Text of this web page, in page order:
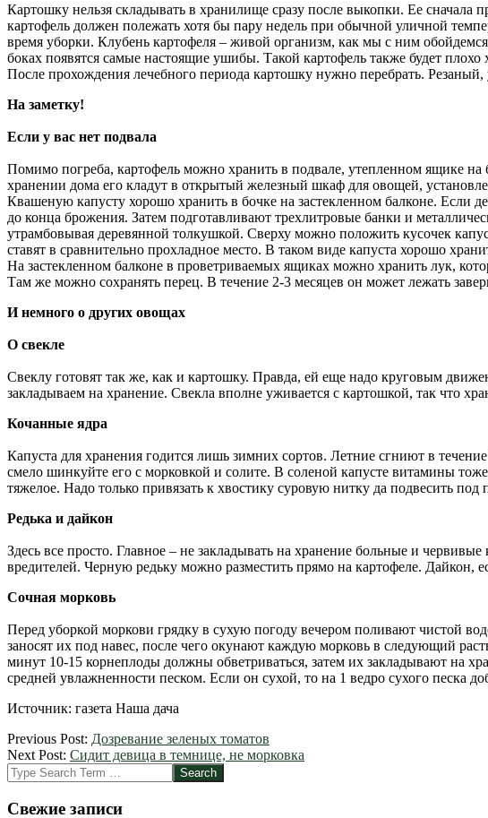
Картошку нельзя складывать в хранилище сразу после выкопки. Ее
картофель должен полежать хотя бы пару недель при обычной уличной
время уборки. Клубень картофеля – живой организм, как мы с ним
боках появятся самые настоящие ушибы. Такой картофель также будет плохо
После прохождения лечебного периода картошку нужно перебрать.
На заметку!
Если у вас нет подвала
Помимо погреба, картофель можно хранить в подвале, утепленном ящике
хранении дома его кладут в открытый железный шкаф для овощей,
Квашеную капусту хорошо хранить в бочке на застекленном балконе. Если
до конца брожения. Затем подготавливают трехлитровые банки и
утрамбовывая деревянной толкушкой. Сверху можно положить кусочек
ставят в сравнительно прохладное место. В таком виде капуста хорошо
На застекленном балконе в проветриваемых ящиках можно хранить лук,
Там же можно сохранять перец. В течение 2-3 месяцев он может лежать
И немного о других овощах
О свекле
Свеклу готовят так же, как и картошку. Правда, ей еще надо круговым
закладываем на хранение. Свекла вполне уживается с картошкой, так что
Кочанные ядра
Капуста для хранения годится лишь зимних сортов. Летние сгниют в
смело шинкуйте его с морковкой и солите. В соленой капусте витамины
тяжелое. Надо только привязать к хвостику суровую нитку да подвесить под
Редька и дайкон
Здесь все просто. Главное – не закладывать на хранение больные и
вредителей. Черную редьку можно разместить прямо на картофеле. Дайкон,
Сочная морковь
Перед уборкой моркови грядку в сухую погоду вечером поливают чистой
заносят их под навес, после чего окунают каждую морковь в следующий
минут 10-15 корнеплоды должны обветриваться, затем их закладывают на
средней увлажненности песком. Если он сухой, то на 1 ведро сухого песка
Источник: газета Наша дача
2012-
03-
25
Previous Post: Дозревание зеленых томатов
Next Post: Сидит девица в темнице, не морковка
Search
Свежие записи